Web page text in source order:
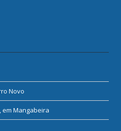
Novo
em Mangabeira